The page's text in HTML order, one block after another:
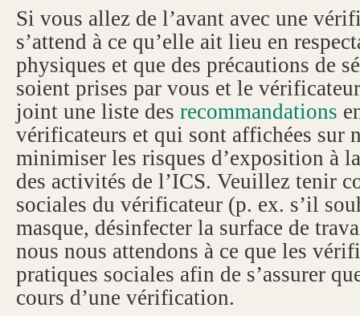
Si vous allez de l’avant avec une
s’attend à ce qu’elle ait lieu en
physiques et que des précautions de
soient prises par vous et le
joint une liste des recommandations
vérificateurs et qui sont affichées sur
minimiser les risques d’exposition à
des activités de l’ICS. Veuillez tenir
sociales du vérificateur (p. ex. s’il
masque, désinfecter la surface de
nous nous attendons à ce que les
pratiques sociales afin de s’assurer
cours d’une vérification.